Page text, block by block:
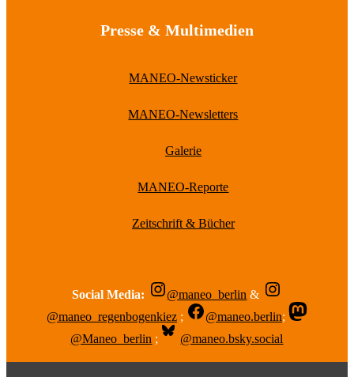
Presse & Multimedien
MANEO-Newsticker
MANEO-Newsletters
Galerie
MANEO-Reporte
Zeitschrift & Bücher
Social Media: @maneo_berlin &
@maneo_regenbogenkiez ; @maneo.berlin;
@Maneo_berlin ; @maneo.bsky.social